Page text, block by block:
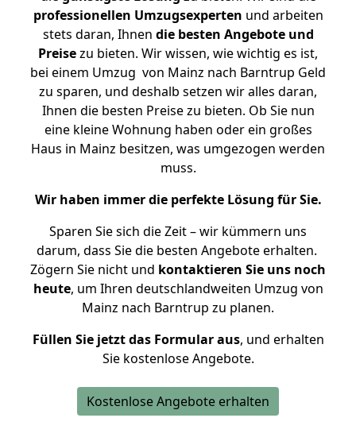
professionellen Umzugsexperten und arbeiten
stets daran, Ihnen die besten Angebote und
Preisezu bieten. Wir wissen, wie wichtig es ist,
bei einem Umzug von Mainz nach Barntrup Geld
zu sparen, und deshalb setzen wir alles daran,
Ihnen die besten Preise zu bieten. Ob Sie nun
eine kleine Wohnung haben oder ein großes
Haus in Mainz besitzen, was umgezogen werden
muss.
Wir haben immer die perfekte Lösung für Sie.
Sparen Sie sich die Zeit – wir kümmern uns
darum, dass Sie die besten Angebote erhalten.
Zögern Sie nicht und kontaktieren Sie uns noch
heute, um Ihren deutschlandweiten Umzug von
Mainz nach Barntrup zu planen.
Füllen Sie jetzt das Formular aus, und erhalten
Sie kostenlose Angebote.
Kostenlose Angebote erhalten